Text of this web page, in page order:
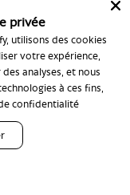
BC.
privée
utilisons des cookies
votre expérience,
analyses, et nous
à ces fins,
confidentialité